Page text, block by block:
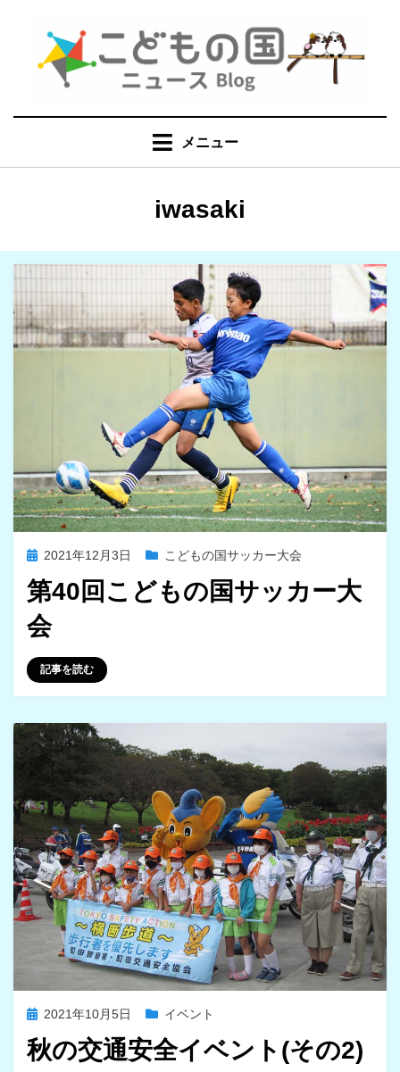
動
メニュー
投稿者
:
iwasaki
投
日:
2021年12月3日 こどもの国サッカー大会
第40回こどもの国サッカー大
会
投稿者iwasaki
記事を読む
投
日:
2021年10月5日 イベント
秋の交通安全イベント(その2)